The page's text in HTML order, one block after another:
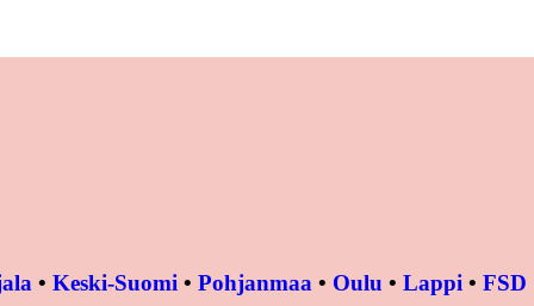
• Keski-Suomi • Pohjanmaa • Oulu • Lappi • FSD